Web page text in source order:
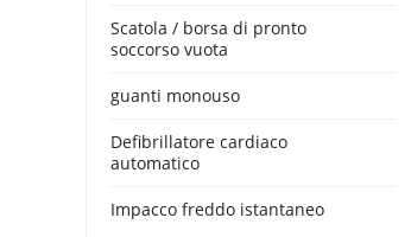
Scatola / borsa di pronto
soccorso vuota
guanti monouso
Defibrillatore cardiaco
automatico
Impacco freddo istantaneo